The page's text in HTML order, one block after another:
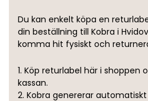
Du kan enkelt köpa en
din beställning till Kobra i
komma hit fysiskt och
1. Köp returlabel här i shoppen
kassan.
2. Kobra genererar